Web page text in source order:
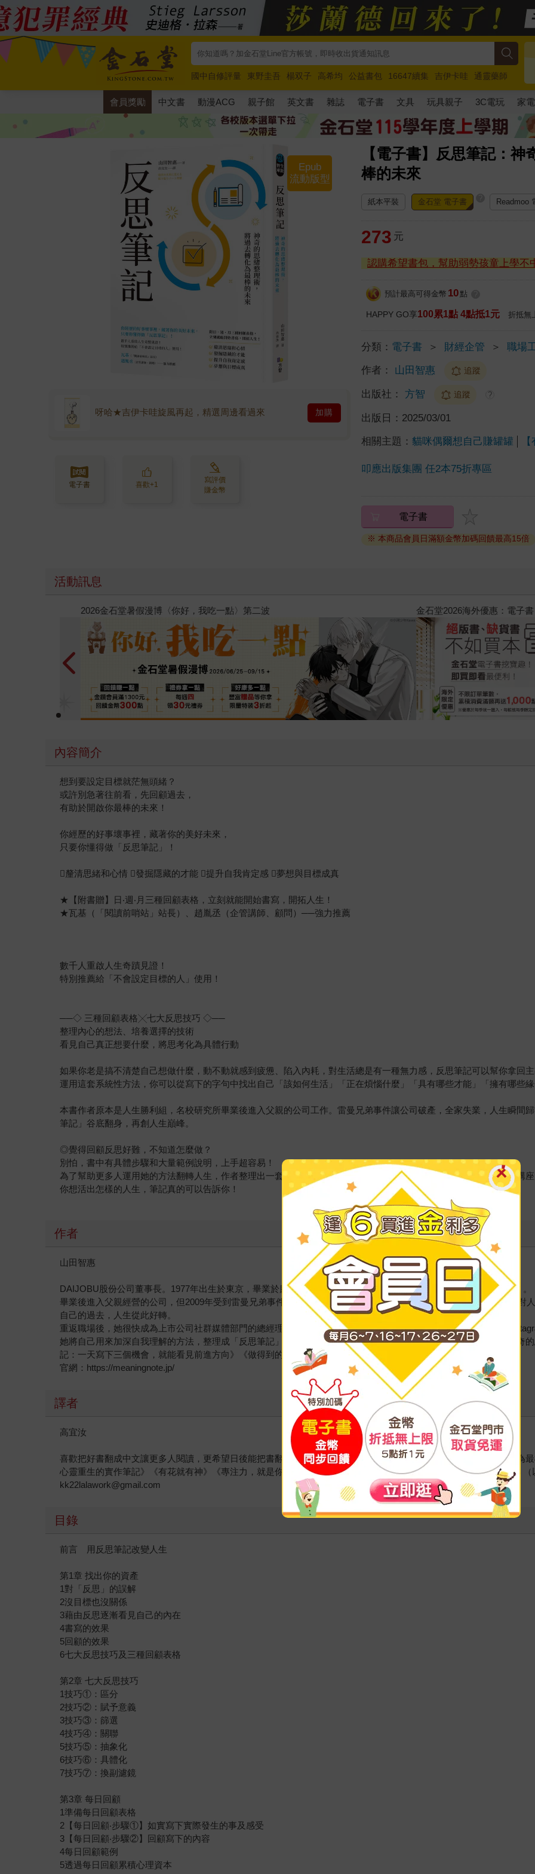
國中自修評量 東野圭吾 楊双子 高希均 公益書包 16647續集 吉伊卡哇
通靈藥師
唯紅花綻放
奧德賽 路邊攤新作 馬斯克 玩具總動員5 超慢跑
會員獎勵 中文書 動漫ACG 親子館 英文書 雜誌 電子書 文具 玩具親子 3C電玩 家電
【電子書】反思筆記：
棒的未來
Epub
流動版型
呀哈★吉伊卡哇旋風再起，精選周邊看過來 加購
電子書 喜歡+1
寫評價
賺金幣
紙本平裝 金石堂 電子書 Readmoo
273 元
認購希望書包，幫助弱勢孩童上學不
預計最高可得金幣 10 點
HAPPY GO享100累1點 4點抵1元 折抵無
分類： 電子書 ＞ 財經企管 ＞ 職場
作者： 山田智惠 追蹤
出版社： 方智 追蹤 ?
出版日： 2025/03/01
相關主題：貓咪偶爾想自己賺罐罐
叩應出版集團 任2本75折專區
電子書
※ 本商品會員日滿額金幣加碼回饋最高15倍
活動訊息
春光ｘ奇幻基地｜全書系展 2026金石堂暑假漫博〈你好，我
內容簡介
想到要設定目標就茫無頭緒？
或許別急著往前看，先回顧過去，
有助於開啟你最棒的未來！
你經歷的好事壞事裡，藏著你的美好未來，
只要你懂得做「反思筆記」！
釐清思緒和心情 發掘隱藏的才能 提升自我肯定感 夢想與目標成真
★【附書贈】日‧週‧月三種回顧表格，立刻就能開始書寫，開拓人生！
★瓦基（「閱讀前哨站」站長）、趙胤丞（企管講師、顧問）──強力推薦
數千人重啟人生奇蹟見證！
特別推薦給「不會設定目標的人」使用！
──◇ 三種回顧表格╳七大反思技巧 ◇──
整理內心的想法、培養選擇的技術
看見自己真正想要什麼，將思考化為具體行動
如果你老是搞不清楚自己想做什麼，動不動就感到疲憊、陷入內耗，對生活總是有一種無力感，反思筆記可以幫你拿回主
運用這套系統性方法，你可以從寫下的字句中找出自己「該如何生活」「正在煩惱什麼」「具有哪些才能」「擁有哪些緣
本書作者原本是人生勝利組，名校研究所畢業後進入父親的公司工作。雷曼兄弟事件讓公司破產，全家失業，人生瞬間
筆記」谷底翻身，再創人生巔峰。
◎覺得回顧反思好難，不知道怎麼做？
別怕，書中有具體步驟和大量範例說明，上手超容易！
為了幫助更多人運用她的方法翻轉人生，作者整理出一套可以讓人按部就班實踐的反思筆記技巧，舉辦的相關課程和講
你想活出怎樣的人生，筆記真的可以告訴你！
作者
山田智惠
DAIJOBU股份公司董事長。1977年出生於東京，畢業於慶應義塾大學法學部、慶應義塾大學經營管理研究所（MBA）。
畢業後進入父親經營的公司，但2009年受到雷曼兄弟事件影響，營運出了問題而破產，全家失業。這個重大打擊讓她對
自己的過去，人生從此好轉。
重返職場後，她很快成為上市公司社群媒體部門的總經理，同時擔任一家外商創投公司的董事，還出版日本第一本
她將自己用來加深自我理解的方法，整理成「反思筆記」技巧，舉辦的演講及工作坊廣受好評。著有《反思筆記：神奇
記：一天寫下三個機會，就能看見前進方向》《做得到的100個新法則：Instagram行銷》（合著）等作品。
官網：https://meaningnote.jp/
譯者
高宜汝
喜歡把好書翻成中文讓更多人閱讀，更希望日後能把書翻成台文。譯有《反思筆記：神奇的思緒整理術，將過去轉化為
心靈重生的實作筆記》《有花就有神》《專注力，就是你的超能力》《5W1H經典思考法：容易獲得成果的人都在用》（
kk22lalawork@gmail.com
目錄
前言 用反思筆記改變人生
第1章 找出你的資產
1對「反思」的誤解
2沒目標也沒關係
3藉由反思逐漸看見自己的內在
4書寫的效果
5回顧的效果
6七大反思技巧及三種回顧表格
第2章 七大反思技巧
1技巧①：區分
2技巧②：賦予意義
3技巧③：篩選
4技巧④：關聯
5技巧⑤：抽象化
6技巧⑥：具體化
7技巧⑦：換副濾鏡
第3章 每日回顧
1準備每日回顧表格
2【每日回顧‧步驟①】如實寫下實際發生的事及感受
3【每日回顧‧步驟②】回顧寫下的內容
4每日回顧範例
5透過每日回顧累積心理資本